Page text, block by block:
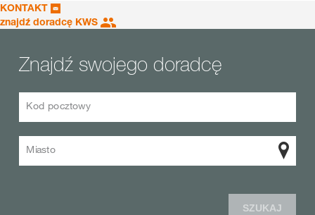
KONTAKT
znajdź doradcę KWS
Znajdź swojego doradcę
Kod pocztowy
Miasto
SZUKAJ